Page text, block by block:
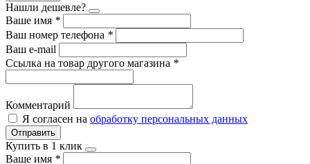
Нашли дешевле?
Ваше имя *
Ваш номер телефона *
Ваш e-mail
Ссылка на товар другого магазина *
Комментарий
Я согласен на обработку персональных данных
Отправить
Купить в 1 клик
Ваше имя *